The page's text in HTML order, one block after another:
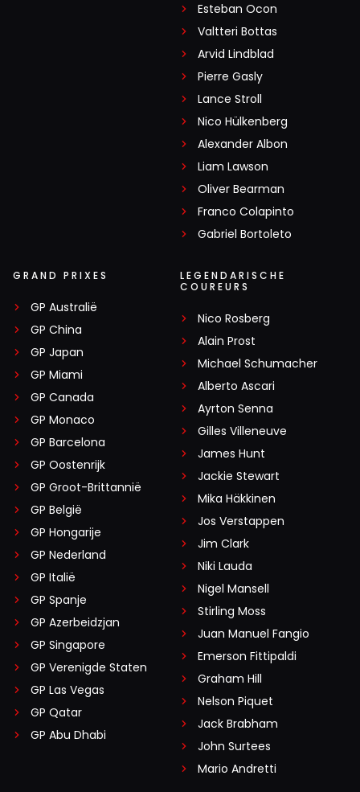
Esteban Ocon
Valtteri Bottas
Arvid Lindblad
Pierre Gasly
Lance Stroll
Nico Hülkenberg
Alexander Albon
Liam Lawson
Oliver Bearman
Franco Colapinto
Gabriel Bortoleto
GRAND PRIXES
GP Australië
GP China
GP Japan
GP Miami
GP Canada
GP Monaco
GP Barcelona
GP Oostenrijk
GP Groot-Brittannië
GP België
GP Hongarije
GP Nederland
GP Italië
GP Spanje
GP Azerbeidzjan
GP Singapore
GP Verenigde Staten
GP Las Vegas
GP Qatar
GP Abu Dhabi
LEGENDARISCHE
COUREURS
Nico Rosberg
Alain Prost
Michael Schumacher
Alberto Ascari
Ayrton Senna
Gilles Villeneuve
James Hunt
Jackie Stewart
Mika Häkkinen
Jos Verstappen
Jim Clark
Niki Lauda
Nigel Mansell
Stirling Moss
Juan Manuel Fangio
Emerson Fittipaldi
Graham Hill
Nelson Piquet
Jack Brabham
John Surtees
Mario Andretti